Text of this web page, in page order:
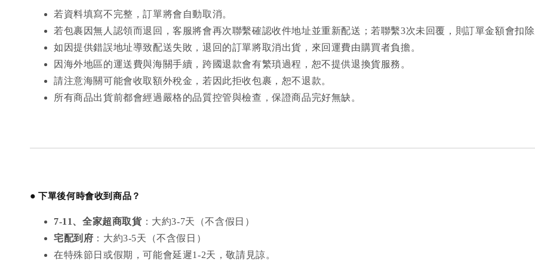
若資料填寫不完整，訂單將會自動取消。
若包裹因無人認領而退回，客服將會再次聯繫確認收件地址並重新配送；若聯繫3次未回覆，則訂單金額會扣
如因提供錯誤地址導致配送失敗，退回的訂單將取消出貨，來回運費由購買者負擔。
因海外地區的運送費與海關手續，跨國退款會有繁瑣過程，恕不提供退換貨服務。
請注意海關可能會收取額外稅金，若因此拒收包裹，恕不退款。
所有商品出貨前都會經過嚴格的品質控管與檢查，保證商品完好無缺。
●下單後何時會收到商品？
7-11、全家超商取貨：大約3-7天（不含假日）
宅配到府 ：大約3-5天（不含假日）
在特殊節日或假期，可能會延遲1-2天，敬請見諒。